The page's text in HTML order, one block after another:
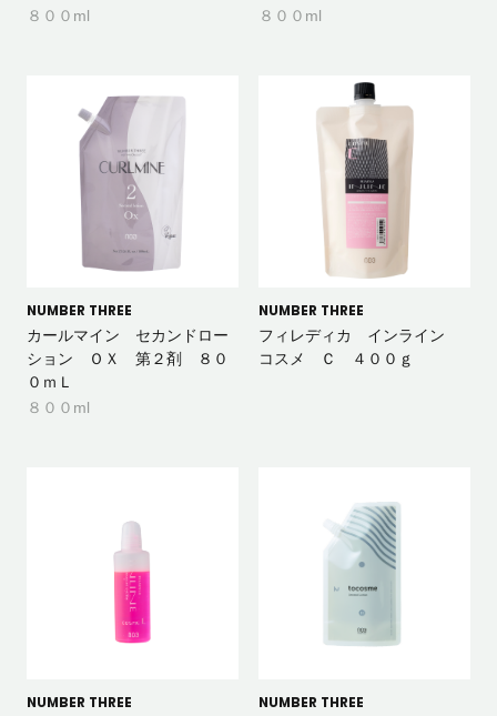
８００ml
８００ml
NUMBER THREE
カールマイン セカンドロー
ション ＯＸ 第２剤 ８０
０ｍＬ
８００ml
NUMBER THREE
フィレディカ インライン
コスメ Ｃ ４００ｇ
NUMBER THREE NUMBER THREE